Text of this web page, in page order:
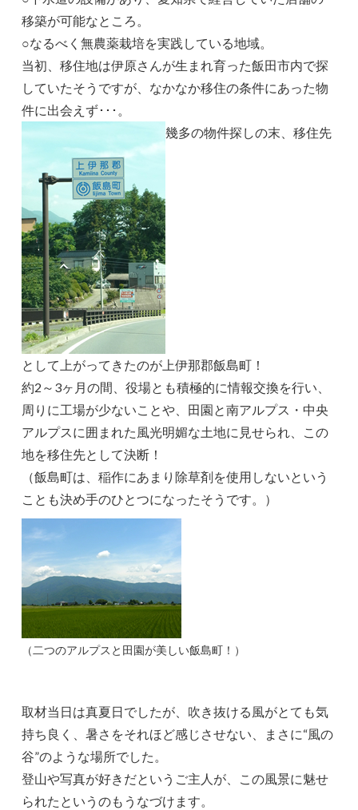
移築が可能なところ。
○なるべく無農薬栽培を実践している地域。
当初、移住地は伊原さんが生まれ育った飯田市内で探
していたそうですが、なかなか移住の条件にあった物
件に出会えず･･･。
幾多の物件探しの末、移住先
として上がってきたのが上伊那郡飯島町！
約2～3ヶ月の間、役場とも積極的に情報交換を行い、
周りに工場が少ないことや、田園と南アルプス・中央
アルプスに囲まれた風光明媚な土地に見せられ、この
地を移住先として決断！
（飯島町は、稲作にあまり除草剤を使用しないという
ことも決め手のひとつになったそうです。）
（二つのアルプスと田園が美しい飯島町！）
取材当日は真夏日でしたが、吹き抜ける風がとても気
持ち良く、暑さをそれほど感じさせない、まさに“風の
谷”のような場所でした。
登山や写真が好きだというご主人が、この風景に魅せ
られたというのもうなづけます。